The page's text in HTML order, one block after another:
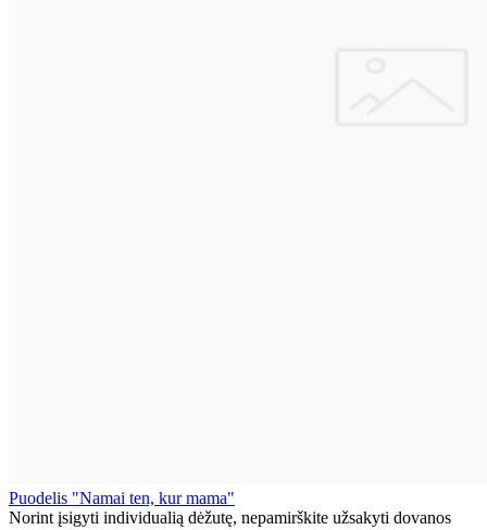
Puodelis "Namai ten, kur mama"
Norint įsigyti individualią dėžutę, nepamirškite užsakyti dovanos